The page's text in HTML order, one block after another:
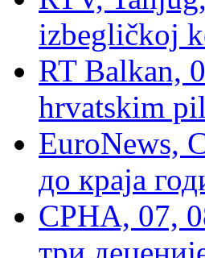
izbegličkoj
RT Balkan,
hrvatskim
EuroNews,
до краја
СРНА, 07,